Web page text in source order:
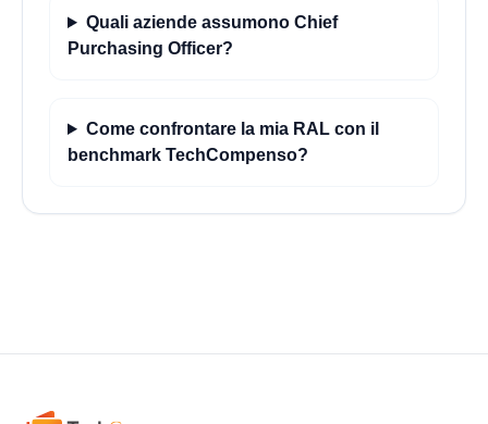
Quali aziende assumono Chief
Purchasing Officer?
Come confrontare la mia RAL con il
benchmark TechCompenso?